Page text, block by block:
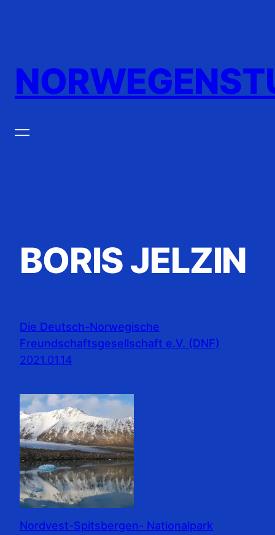
BORIS JELZIN
Die Deutsch-Norwegische
Freundschaftsgesellschaft e.V. (DNF)
2021.01.14
Nordvest-Spitsbergen- Nationalpark